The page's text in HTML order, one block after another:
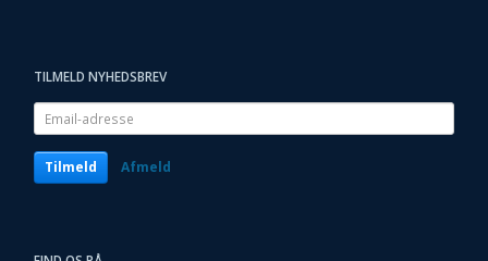
TILMELD NYHEDSBREV
Email-
adresse
Tilmeld Afmeld